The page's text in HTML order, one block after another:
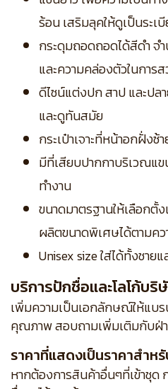
ร้อน เสริมลุคให้ดูเป็นระเ
กระดุมถอดถอดได้สีดำ จ
และความคล่องตัวในการ
ดีไซน์แต่งปก สาป และปล
และดูทันสมัย
กระเป๋าเจาะที่หน้าอกฝั่ง
มีที่เสียบปากกาบริเวณแข
ทำงาน
ขนาดมาตรฐานให้เลือกตั้
ผลิตขนาดพิเศษได้ตามค
Unisex size ใส่ได้ทั้งชาย
บริการปักชื่อและโลโก้บริ
เพิ่มความเป็นเอกลักษณ์ให้แ
คุณภาพ สอบถามเพิ่มเติมกับฝ่า
ราคาที่แสดงเป็นราคาสำหรั
หากต้องการสินค้าอื่นๆที่เข้าชุ